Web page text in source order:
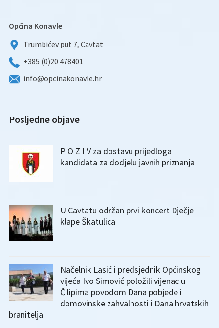
Općina Konavle
Trumbićev put 7, Cavtat
+385 (0)20 478401
info@opcinakonavle.hr
Posljedne objave
P O Z I V za dostavu prijedloga
kandidata za dodjelu javnih priznanja
U Cavtatu održan prvi koncert Dječje
klape Škatulica
Načelnik Lasić i predsjednik Općinskog
vijeća Ivo Simović položili vijenac u
Čilipima povodom Dana pobjede i
domovinske zahvalnosti i Dana hrvatskih
branitelja